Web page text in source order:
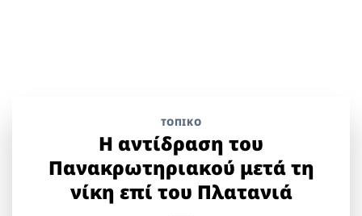
ΤΟΠΙΚΌ
Η αντίδραση του
Πανακρωτηριακού μετά τη
νίκη επί του Πλατανιά